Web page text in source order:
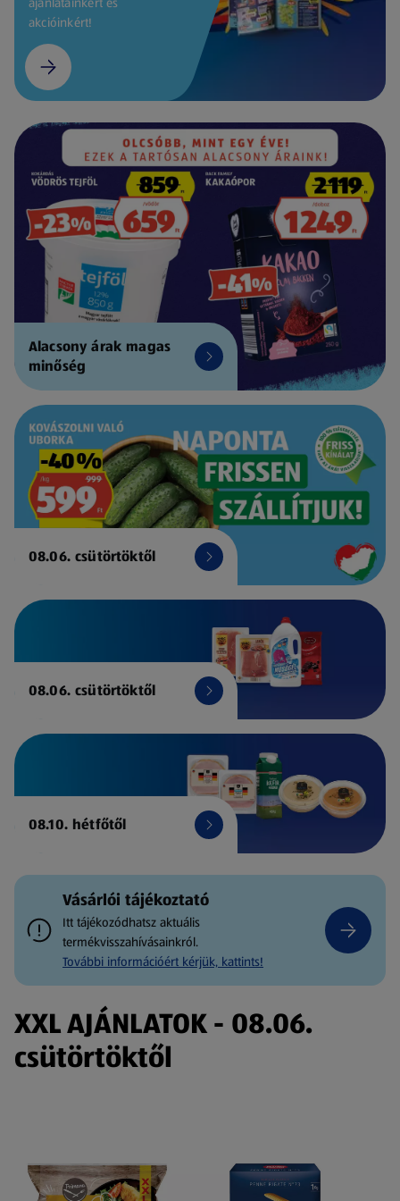
akcióinkért!
Alacsony árak magas
minőség
08.06. csütörtöktől
08.06. csütörtöktől
08.10. hétfőtől
Vásárlói tájékoztató
Itt tájékozódhatsz aktuális
termékvisszahívásainkról.
További információért kérjük, kattints!
XXL AJÁNLATOK - 08.06.
csütörtöktől